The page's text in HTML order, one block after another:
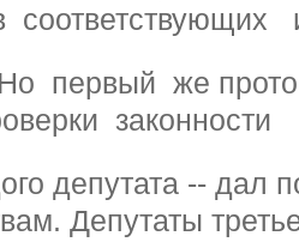
соответствующих
первый же
законности
депутата -- дал
Депутаты